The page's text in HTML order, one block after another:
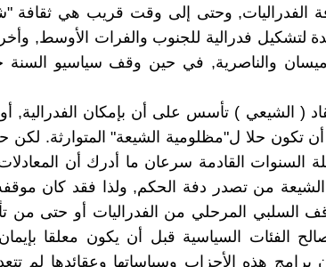
الفدراليات, وحتى إلى وقت قريب هي ثقافة
لتشكيل فدرالية للجنوب والفرات الأوسط,
والناصرية, في حين وقف سياسيو السنة
( الشيعي ) تأسس على أن بإمكان الفدرالية,
تكون حلا ل"مظلومية الشيعة" المتوارثة. لكن
السنوات القادمة سرعان ما أدرك أن
من تصدر دفة الحكم, ولذا فقد كان موقفه
السلبي المرحلي من الفدراليات أو حتى
الفئات السياسية قبل أن يكون معلقا بإيمان
برامج هذه الأحزاب وسياساتها وعقائدها لم